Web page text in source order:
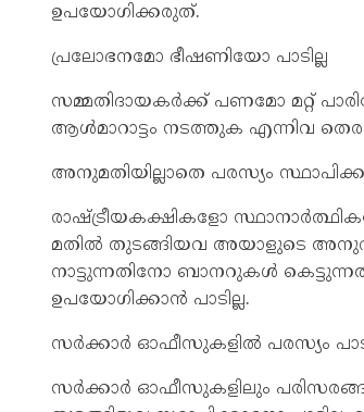
ഉപയോഗിക്കരുത്.
പ്രലോഭനമോ ഭീഷണിയോ പാടില്ല
സമ്മതിദായകർക്ക് പണമോ മറ്റ്
ആൾമാറാട്ടം നടത്തുക എന്നിവ
അനുമതിയില്ലാതെ പരസ്യം
രാഷ്ട്രീയകക്ഷികളോ
മതിൽ തുടങ്ങിയവ അയാളുടെ
നാട്ടുന്നതിനോ ബാനറുകൾ
ഉപയോഗിക്കാൻ പാടില്ല.
സർക്കാർ ഓഫീസുകളിൽ പരസ്യം
സർക്കാർ ഓഫീസുകളിലും